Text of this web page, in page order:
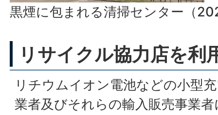
黒煙に包まれる清掃センター（
リサイクル協力店を利
リチウムイオン電池などの小型
業者及びそれらの輸入販売事業